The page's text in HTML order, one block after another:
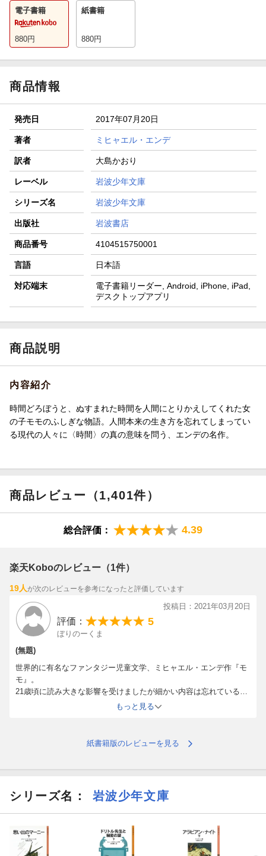
電子書籍
880円
紙書籍
880円
商品情報
発売日 2017年07月20日
著者 ミヒャエル・エンデ
訳者 大島かおり
レーベル 岩波少年文庫
シリーズ名 岩波少年文庫
出版社 岩波書店
商品番号 4104515750001
言語 日本語
対応端末
電子書籍リーダー, Android, iPhone, iPad,
デスクトップアプリ
商品説明
内容紹介
時間どろぼうと、ぬすまれた時間を人間にとりかえしてくれた女
の子モモのふしぎな物語。人間本来の生き方を忘れてしまってい
る現代の人々に〈時間〉の真の意味を問う、エンデの名作。
商品レビュー（1,401件）
総合評価： 4.39
楽天Koboのレビュー（1件）
19人が次のレビューを参考になったと評価しています
投稿日：2021年03月20日
評価： 5
ぼりのーくま
(無題)
世界的に有名なファンタジー児童文学、ミヒャエル・エンデ作『モ
モ』。
21歳頃に読み大きな影響を受けましたが細かい内容は忘れているの
で電子書籍で購入し読み直しました。
外国語の翻訳なので言い回しが独特ですし、一応子ども向けなので
灰色の男たちがどんな手を使って人々の心に入り込み焦燥感を煽っ
て時間を奪っていくのか、また時間を奪われたとは気づかずに人々
もっと見る
紙書籍版のレビューを見る
シリーズ名： 岩波少年文庫